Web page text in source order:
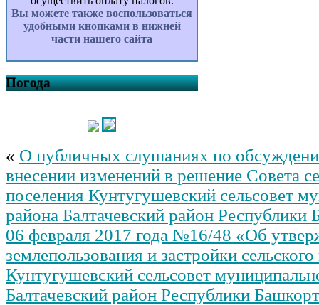
Вы можете также воспользоваться
удобными кнопками в нижней
части нашего сайта
Погода
« О публичных слушаниях по
внесении изменений в решение Совета
поселения Кунтугушевский сельсовет
района Балтачевский район Республики
06 февраля 2017 года №16/48 «Об
землепользования и застройки
Кунтугушевский сельсовет
Балтачевский район Республики